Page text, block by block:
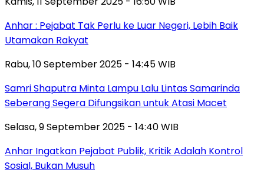
Anhar : Pejabat Tak Perlu ke Luar Negeri, Lebih Baik
Utamakan Rakyat
Rabu, 10 September 2025 - 14:45 WIB
Samri Shaputra Minta Lampu Lalu Lintas Samarinda
Seberang Segera Difungsikan untuk Atasi Macet
Selasa, 9 September 2025 - 14:40 WIB
Anhar Ingatkan Pejabat Publik, Kritik Adalah Kontrol
Sosial, Bukan Musuh